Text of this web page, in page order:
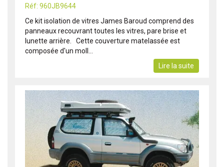
Réf: 960JB9644
Ce kit isolation de vitres James Baroud comprend des
panneaux recouvrant toutes les vitres, pare brise et
lunette arrière. Cette couverture matelassée est
composée d'un moll...
Lire la suite